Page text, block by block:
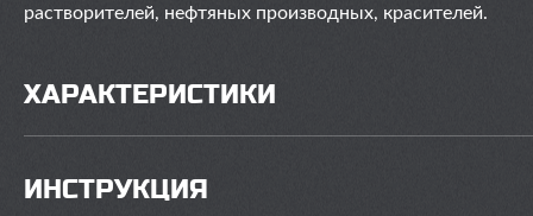
растворителей, нефтяных производных, красителей.
ХАРАКТЕРИСТИКИ
ИНСТРУКЦИЯ